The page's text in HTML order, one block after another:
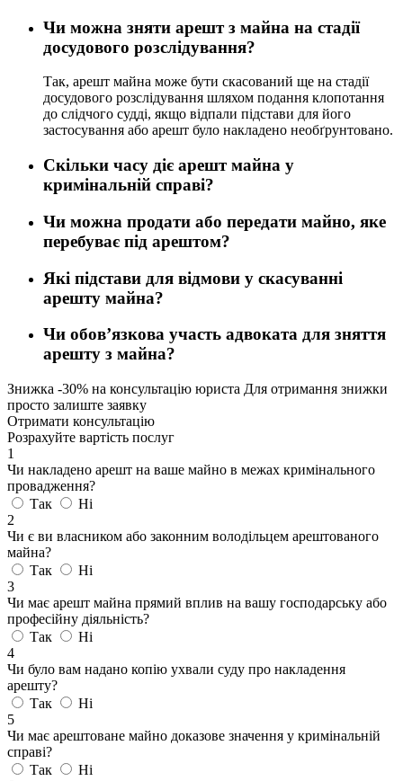
Чи можна зняти арешт з майна на стадії
досудового розслідування?
Так, арешт майна може бути скасований ще на стадії
досудового розслідування шляхом подання клопотання
до слідчого судді, якщо відпали підстави для його
застосування або арешт було накладено необґрунтовано.
Скільки часу діє арешт майна у
кримінальній справі?
Чи можна продати або передати майно, яке
перебуває під арештом?
Які підстави для відмови у скасуванні
арешту майна?
Чи обовʼязкова участь адвоката для зняття
арешту з майна?
Знижка -30% на консультацію юриста Для отримання знижки
просто залиште заявку
Отримати консультацію
Розрахуйте вартість послуг
1
Чи накладено арешт на ваше майно в межах кримінального
провадження?
Так
Ні
2
Чи є ви власником або законним володільцем арештованого
майна?
Так
Ні
3
Чи має арешт майна прямий вплив на вашу господарську або
професійну діяльність?
Так
Ні
4
Чи було вам надано копію ухвали суду про накладення
арешту?
Так
Ні
5
Чи має арештоване майно доказове значення у кримінальній
справі?
Так
Ні